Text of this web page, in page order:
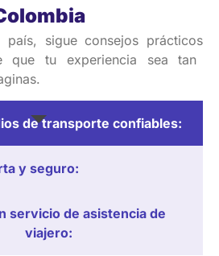
país, sigue consejos prácticos
que tu experiencia sea tan
.
de transporte confiables:
y seguro:
servicio de asistencia de
viajero: